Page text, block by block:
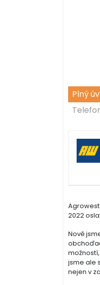
Plný
2022
Nově
jsme ale
nejen v